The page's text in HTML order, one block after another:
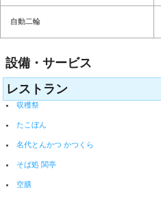
自動二輪
設備・サービス
レストラン
収穫祭
たこぼん
名代とんかつ かつくら
そば処 関亭
空膳